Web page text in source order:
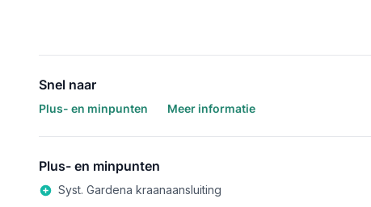
Snel naar
Plus- en minpunten Meer informatie
Plus- en minpunten
Syst. Gardena kraanaansluiting